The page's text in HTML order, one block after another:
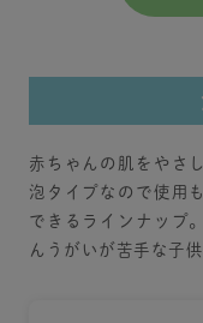
赤ちゃんの肌をやさ
泡タイプなので使用
できるラインナップ
んうがいが苦手な子供